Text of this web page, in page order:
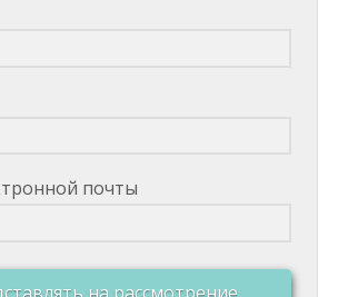
почты
на рассмотрение